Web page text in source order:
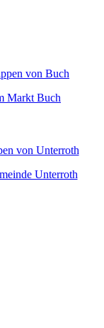
Markt Buch
Unterroth